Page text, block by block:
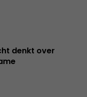
denkt over